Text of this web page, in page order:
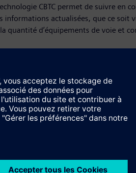
CBTC permet de suivre en
actualisées, que ce soit
d’équipements de voie et
ligne du réseau de métro new-
de Manhattan. De nombreux
les 250 000 passagers par
de 5,5 millions de passagers.
destiné à la Queens Boulevard
à ceux de Williamsburg et
et transporter un